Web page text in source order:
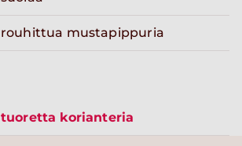
rouhittua mustapippuria
tuoretta korianteria